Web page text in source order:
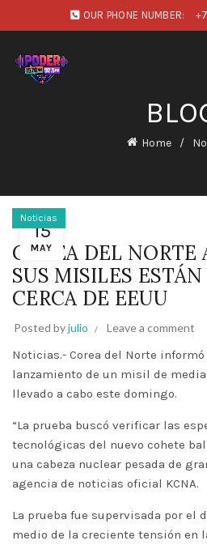
OUR PHONE NUMBER:
Home
15
MAY
Noticias
COREA DEL NORTE
SUS MISILES
CERCA DE EEUU
Posted byjulio Leave a comment
Noticias.- Corea del Norte
lanzamiento de un misil de
llevado a cabo este domingo.
“La prueba buscó verificar las
tecnológicas del nuevo cohete
una cabeza nuclear pesada de
agencia de noticias oficial KCNA.
La prueba fue supervisada por el
medio de la creciente tensión en